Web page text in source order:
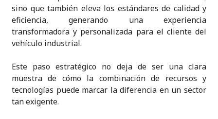
sino que también eleva los estándares de calidad y
eficiencia, generando una experiencia
transformadora y personalizada para el cliente del
vehículo industrial.
Este paso estratégico no deja de ser una clara
muestra de cómo la combinación de recursos y
tecnologías puede marcar la diferencia en un sector
tan exigente.